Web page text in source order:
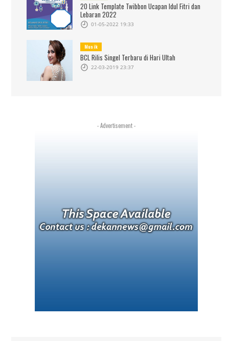
20 Link Template Twibbon Ucapan Idul Fitri dan
Lebaran 2022
01-05-2022 19:33
Musik
BCL Rilis Singel Terbaru di Hari Ultah
22-03-2019 23:37
- Advertisement -